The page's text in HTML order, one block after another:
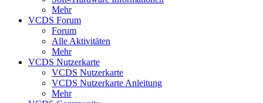
Mehr
VCDS Forum
Forum
Alle Aktivitäten
Mehr
VCDS Nutzerkarte
VCDS Nutzerkarte
VCDS Nutzerkarte Anleitung
Mehr